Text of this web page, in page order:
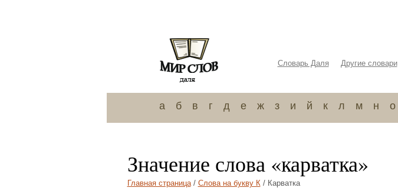
Словарь Даля Другие словари
а б в г д е ж з и й к л м н о
Значение слова «карватка»
Главная страница/ Слова на букву К/ Карватка